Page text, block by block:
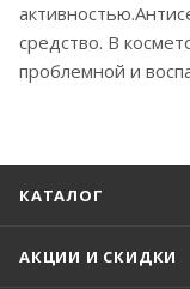
средство. В
проблемной и
КАТАЛОГ
АКЦИИ И СКИДКИ